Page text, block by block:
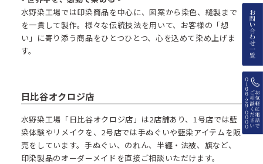
水野染工場では印染商品を中心に、図案から染色、縫製まで
を一貫して製作。様々な伝統技法を用いて、お客様の「想
い」に寄り添う商品をひとつひとつ、心を込めて染め上げま
す。
日比谷オクロジ店
水野染工場「日比谷オクロジ店」は2店舗あり、1号店では藍
染体験やリメイクを、2号店では手ぬぐいや藍染アイテムを販
売をしています。手ぬぐい、のれん、半纏・法被、旗など、
印染製品のオーダーメイドを直接ご相談いただけます。